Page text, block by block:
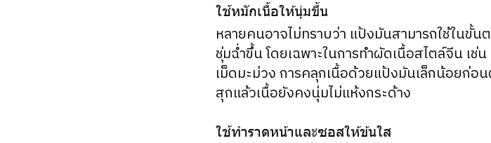
ใช้หมักเนื้อให้นุ่มขึ้น
หลายคนอาจไม่ทราบว่า แป้งมันสามารถใช้ในขั้
ชุ่มฉ่ำขึ้น โดยเฉพาะในการทำผัดเนื้อสไตล์จีน
เม็ดมะม่วง การคลุกเนื้อด้วยแป้งมันเล็กน้อยก่อ
สุกแล้วเนื้อยังคงนุ่มไม่แห้งกระด้าง
ใช้ทำราดหน้าและซอสให้ข้นใส